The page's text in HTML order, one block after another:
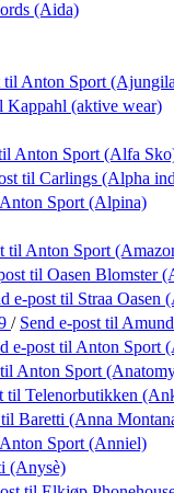
(Aida)
til Anton Sport
Kappahl (aktive wear)
Anton Sport (Alfa
til Carlings (Alpha
Sport (Alpina)
til Anton Sport
til Oasen Blomster
e-post til Straa Oasen
/ Send e-post til
e-post til Anton Sport
til Anton Sport
til Telenorbutikken
til Baretti (Anna
Sport (Anniel)
(Anysè)